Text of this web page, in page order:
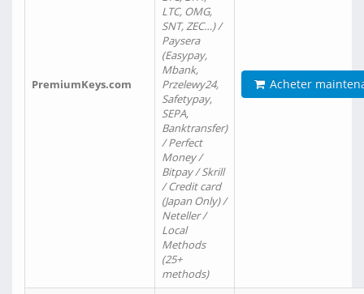
PremiumKeys.com
LTC, OMG,
SNT, ZEC…) /
Paysera
(Easypay,
Mbank,
Przelewy24,
Safetypay,
SEPA,
Banktransfer)
/ Perfect
Money /
Bitpay / Skrill
/ Credit card
(Japan Only) /
Neteller /
Local
Methods
(25+
methods)
Acheter